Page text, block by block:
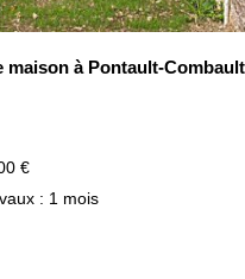
Mur en briques
maison à Pontault-
€
: 1 mois